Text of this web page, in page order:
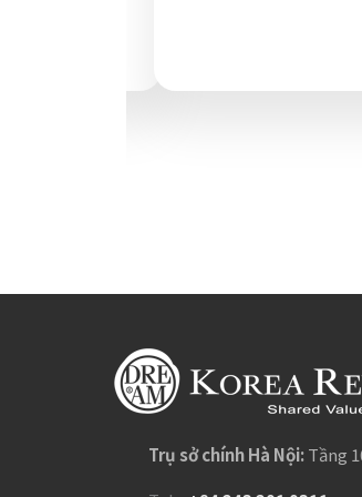
Trụ sở chính Hà Nội:Tầng